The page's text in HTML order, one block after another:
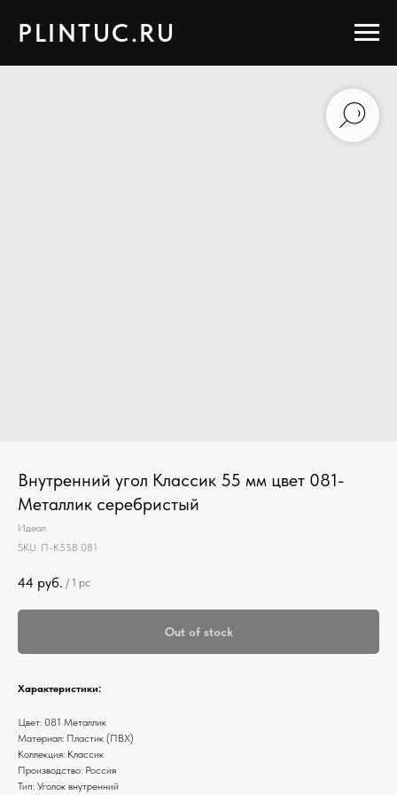
PLINTUC.RU
Внутренний угол Классик 55 мм цвет 081-
Металлик серебристый
Идеал
SKU: П-К55В 081
44 руб. / 1 pc
Out of stock
Характеристики:
Цвет: 081 Металлик
Материал: Пластик (ПВХ)
Коллекция: Классик
Производство: Россия
Тип: Уголок внутренний